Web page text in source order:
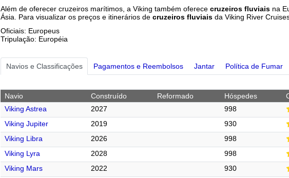
Além de oferecer cruzeiros marítimos, a Viking também oferece cruzeiros fluviais na
Ásia. Para visualizar os preços e itinerários de cruzeiros fluviais da Viking River
Oficiais: Europeus
Tripulação: Européia
Navios e Classificações Pagamentos e Reembolsos Jantar Política de Fumar
Navio Construído Reformado Hóspedes
Viking Astrea
2027
998
Viking Jupiter
2019
930
Viking Libra
2026
998
Viking Lyra
2028
998
Viking Mars
2022
930